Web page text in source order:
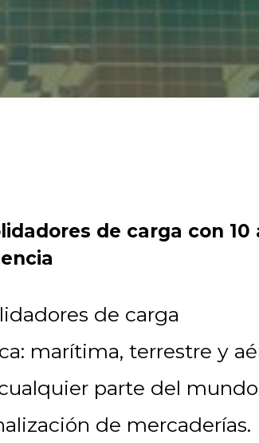
de carga con 10
de carga
marítima, terrestre y
parte del
de mercaderías.